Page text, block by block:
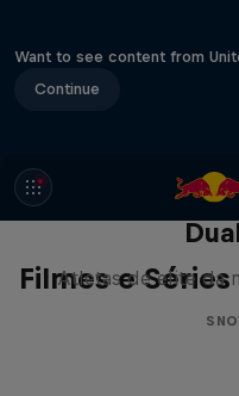
Want to see content from
Continue
Filmes e Séries
Atletas de elite da